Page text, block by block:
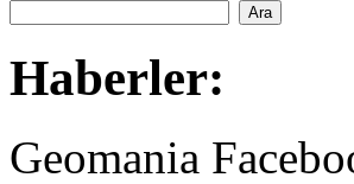
Haberler:
Geomania